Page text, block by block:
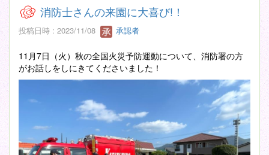
消防士さんの来園に大喜び!！
投稿日時 : 2023/11/08 承認者
11月7日（火）秋の全国火災予防運動について、消防署の方
がお話しをしにきてくださいました！